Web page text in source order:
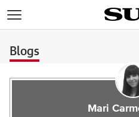
Blogs
Mari